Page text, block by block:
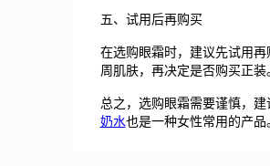
五、试用后再购买
在选购眼霜时，建议先试用
周肌肤，再决定是否购买正装
总之，选购眼霜需要谨慎，
奶水也是一种女性常用的产品